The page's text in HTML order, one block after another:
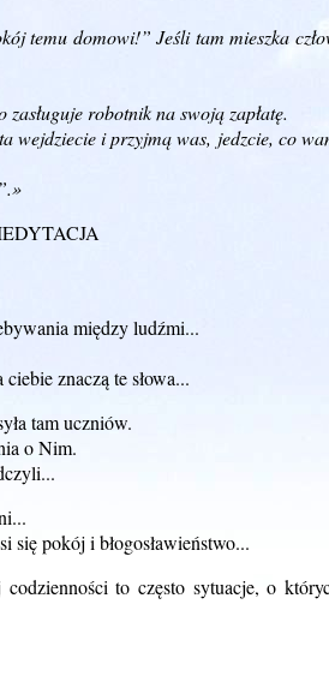
temu domowi!” Jeśli tam mieszka
robotnik na swoją zapłatę.
wejdziecie i przyjmą was, jedzcie, co
między ludźmi...
znaczą te słowa...
tam uczniów.
o Nim.
się pokój i błogosławieństwo...
to często sytuacje, o